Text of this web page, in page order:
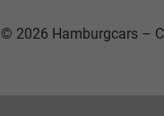
© 2026 Hamburgcars –